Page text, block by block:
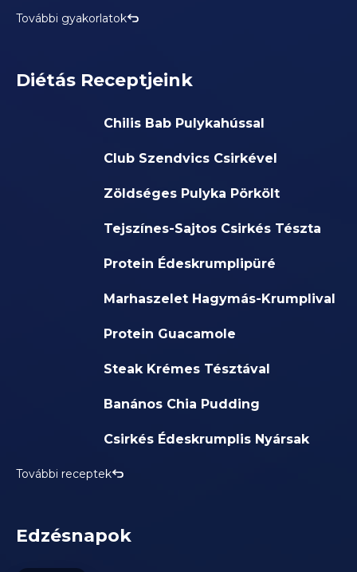
További gyakorlatok
Diétás Receptjeink
Chilis Bab Pulykahússal
Club Szendvics Csirkével
Zöldséges Pulyka Pörkölt
Tejszínes-Sajtos Csirkés Tészta
Protein Édeskrumplipüré
Marhaszelet Hagymás-Krumplival
Protein Guacamole
Steak Krémes Tésztával
Banános Chia Pudding
Csirkés Édeskrumplis Nyársak
További receptek
Edzésnapok